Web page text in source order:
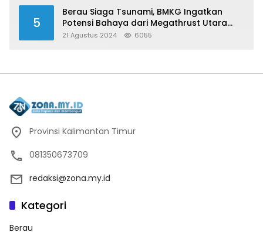
5
Berau Siaga Tsunami, BMKG Ingatkan
Potensi Bahaya dari Megathrust Utara
Sulawesi
21 Agustus 2024 6055
Provinsi Kalimantan Timur
081350673709
redaksi@zona.my.id
Kategori
Berau